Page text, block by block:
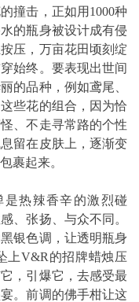
撞击，正如用1000种
的瓶身被设计成有侵
压，万亩花田顷刻绽
始终。要表现出世间
的品种，例如鸢尾、
些花的组合，因为恰
、不走寻常路的个性
留在皮肤上，逐渐变
裹起来。
热辣香辛的激烈碰
、张扬、与众不同。
银色调，让透明瓶身
上V&R的招牌蜡烛压
，引爆它，去感受最
。前调的佛手柑让这